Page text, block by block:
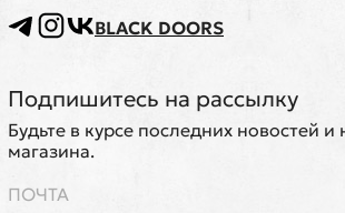
BLACK DOORS
Подпишитесь на рассылку
Будьте в курсе последних новостей
магазина.